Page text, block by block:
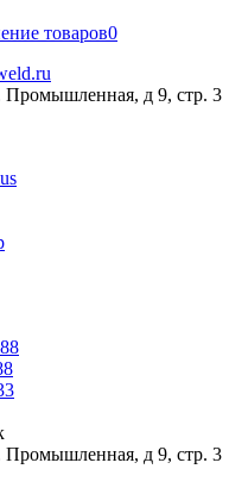
товаров0
Промышленная, д 9, стр. 3
Промышленная, д 9, стр. 3